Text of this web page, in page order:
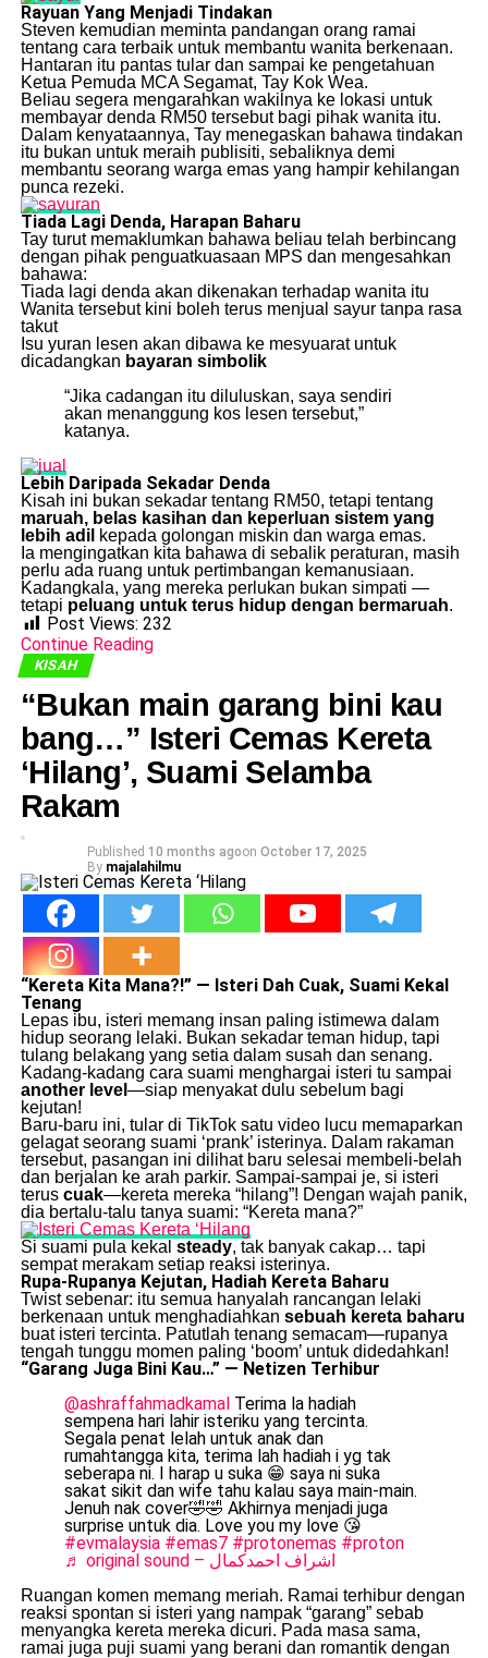
Rayuan Yang Menjadi Tindakan
Steven kemudian meminta pandangan orang ramai
tentang cara terbaik untuk membantu wanita berkenaan.
Hantaran itu pantas tular dan sampai ke pengetahuan
Ketua Pemuda MCA Segamat, Tay Kok Wea.
Beliau segera mengarahkan wakilnya ke lokasi untuk
membayar denda RM50 tersebut bagi pihak wanita itu.
Dalam kenyataannya, Tay menegaskan bahawa tindakan
itu bukan untuk meraih publisiti, sebaliknya demi
membantu seorang warga emas yang hampir kehilangan
punca rezeki.
Tiada Lagi Denda, Harapan Baharu
Tay turut memaklumkan bahawa beliau telah berbincang
dengan pihak penguatkuasaan MPS dan mengesahkan
bahawa:
Tiada lagi denda akan dikenakan terhadap wanita itu
Wanita tersebut kini boleh terus menjual sayur tanpa rasa
takut
Isu yuran lesen akan dibawa ke mesyuarat untuk
dicadangkan bayaran simbolik
“Jika cadangan itu diluluskan, saya sendiri
akan menanggung kos lesen tersebut,”
katanya.
Lebih Daripada Sekadar Denda
Kisah ini bukan sekadar tentang RM50, tetapi tentang
maruah, belas kasihan dan keperluan sistem yang
lebih adil kepada golongan miskin dan warga emas.
Ia mengingatkan kita bahawa di sebalik peraturan, masih
perlu ada ruang untuk pertimbangan kemanusiaan.
Kadangkala, yang mereka perlukan bukan simpati —
tetapi peluang untuk terus hidup dengan bermaruah.
Post Views: 232
Continue Reading
KISAH
“Bukan main garang bini kau
bang…” Isteri Cemas Kereta
‘Hilang’, Suami Selamba
Rakam
Published 10 months agoon October 17, 2025
By majalahilmu
“Kereta Kita Mana?!” — Isteri Dah Cuak, Suami Kekal
Tenang
Lepas ibu, isteri memang insan paling istimewa dalam
hidup seorang lelaki. Bukan sekadar teman hidup, tapi
tulang belakang yang setia dalam susah dan senang.
Kadang-kadang cara suami menghargai isteri tu sampai
another level —siap menyakat dulu sebelum bagi
kejutan!
Baru-baru ini, tular di TikTok satu video lucu memaparkan
gelagat seorang suami ‘prank’ isterinya. Dalam rakaman
tersebut, pasangan ini dilihat baru selesai membeli-belah
dan berjalan ke arah parkir. Sampai-sampai je, si isteri
terus cuak—kereta mereka “hilang”! Dengan wajah panik,
dia bertalu-talu tanya suami: “Kereta mana?”
Si suami pula kekal steady, tak banyak cakap… tapi
sempat merakam setiap reaksi isterinya.
Rupa-Rupanya Kejutan, Hadiah Kereta Baharu
Twist sebenar: itu semua hanyalah rancangan lelaki
berkenaan untuk menghadiahkan sebuah kereta baharu
buat isteri tercinta. Patutlah tenang semacam—rupanya
tengah tunggu momen paling ‘boom’ untuk didedahkan!
“Garang Juga Bini Kau…” — Netizen Terhibur
@ashraffahmadkamalTerima la hadiah
sempena hari lahir isteriku yang tercinta.
Segala penat lelah untuk anak dan
rumahtangga kita, terima lah hadiah i yg tak
seberapa ni. I harap u suka 😁 saya ni suka
sakat sikit dan wife tahu kalau saya main-main.
Jenuh nak cover🤣🤣 Akhirnya menjadi juga
surprise untuk dia. Love you my love 😘
#evmalaysia #emas7 #protonemas #proton
♬ original sound – اشراف احمدكمال
Ruangan komen memang meriah. Ramai terhibur dengan
reaksi spontan si isteri yang nampak “garang” sebab
menyangka kereta mereka dicuri. Pada masa sama,
ramai juga puji suami yang berani dan romantik dengan